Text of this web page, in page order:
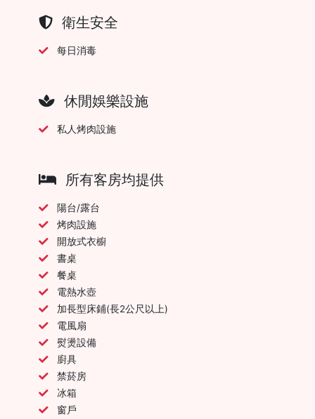
衛生安全
每日消毒
休閒娛樂設施
私人烤肉設施
所有客房均提供
陽台/露台
烤肉設施
開放式衣櫥
書桌
餐桌
電熱水壺
加長型床鋪(長2公尺以上)
電風扇
熨燙設備
廚具
禁菸房
冰箱
窗戶